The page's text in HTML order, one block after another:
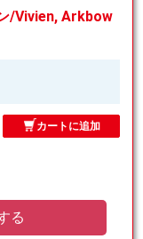
/Vivien, Arkbow
カートに追加
る